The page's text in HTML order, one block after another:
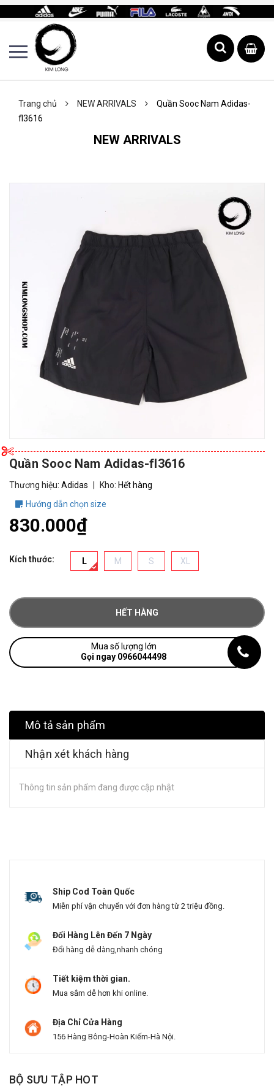
Trang chủ NEW ARRIVALS
Quần Sooc Nam Adidas-
fl3616
NEW ARRIVALS
Quần Sooc Nam Adidas-fl3616
Thương hiệu: Adidas Kho: Hết hàng
Hướng dẫn chọn size
830.000₫
Kích thước: L M S XL
HẾT HÀNG
Mua số lượng lớn
Gọi ngay 0966044498
Mô tả sản phẩm
Nhận xét khách hàng
Thông tin sản phẩm đang được cập nhật
Ship Cod Toàn Quốc
Miễn phí vận chuyển với đơn hàng từ 2 triệu đồng.
Đổi Hàng Lên Đến 7 Ngày
Đổi hàng dễ dàng,nhanh chóng
Tiết kiệm thời gian.
Mua sắm dễ hơn khi online.
Địa Chỉ Cửa Hàng
156 Hàng Bông-Hoàn Kiếm-Hà Nội.
BỘ SƯU TẬP HOT